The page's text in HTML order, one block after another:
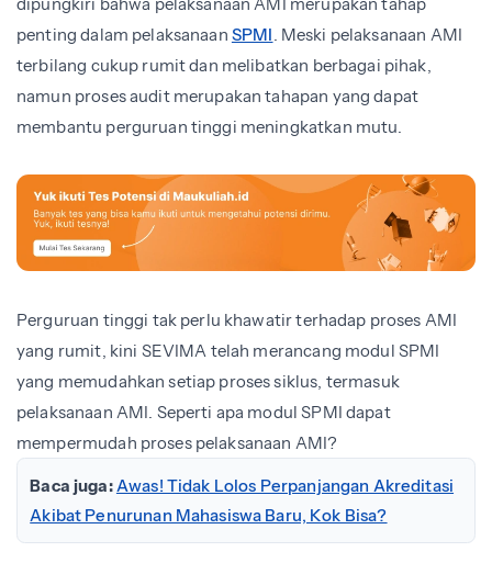
dipungkiri bahwa pelaksanaan AMI merupakan tahap
penting dalam pelaksanaan SPMI. Meski pelaksanaan AMI
terbilang cukup rumit dan melibatkan berbagai pihak,
namun proses audit merupakan tahapan yang dapat
membantu perguruan tinggi meningkatkan mutu.
Perguruan tinggi tak perlu khawatir terhadap proses AMI
yang rumit, kini SEVIMA telah merancang modul SPMI
yang memudahkan setiap proses siklus, termasuk
pelaksanaan AMI. Seperti apa modul SPMI dapat
mempermudah proses pelaksanaan AMI?
Baca juga:Awas! Tidak Lolos Perpanjangan Akreditasi
Akibat Penurunan Mahasiswa Baru, Kok Bisa?